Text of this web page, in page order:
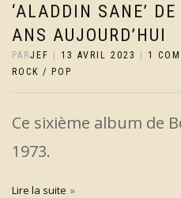
‘ALADDIN SANE’
ANS AUJOURD’HUI
PARJEF | 13 AVRIL 2023 | 1
ROCK / POP
Ce sixième album de
1973.
Lire la suite